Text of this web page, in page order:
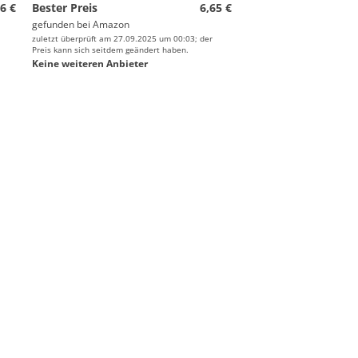
€ Bester Preis 6,65 €
gefunden bei Amazon
zuletzt überprüft am 27.09.2025 um 00:03; der
Preis kann sich seitdem geändert haben.
Keine weiteren Anbieter